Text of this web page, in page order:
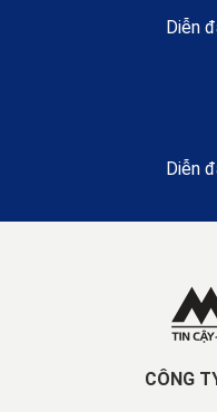
Diễn
Diễn
CÔNG